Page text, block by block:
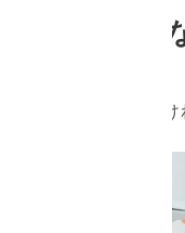
こん
家事を分担したい